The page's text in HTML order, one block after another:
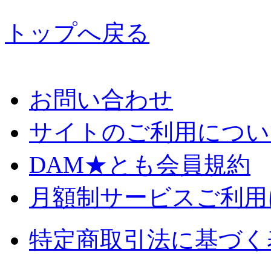
トップへ戻る
お問い合わせ
サイトのご利用につ
DAM★とも会員規約
月額制サービスご利
特定商取引法に基づ